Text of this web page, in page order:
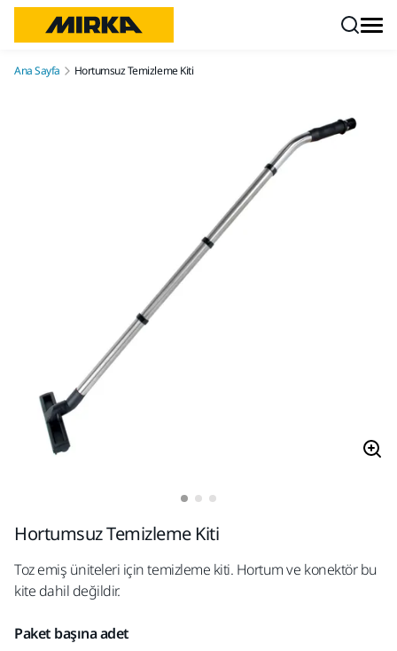
Ana Sayfa Hortumsuz Temizleme Kiti
Hortumsuz Temizleme Kiti
Toz emiş üniteleri için temizleme kiti. Hortum ve konektör bu
kite dahil değildir.
Paket başına adet